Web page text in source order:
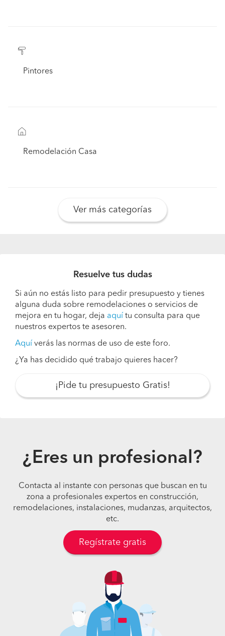
Pintores
Remodelación Casa
Ver más categorías
Resuelve tus dudas
Si aún no estás listo para pedir presupuesto y tienes
alguna duda sobre remodelaciones o servicios de
mejora en tu hogar, deja aquí tu consulta para que
nuestros expertos te asesoren.
Aquí verás las normas de uso de este foro.
¿Ya has decidido qué trabajo quieres hacer?
¡Pide tu presupuesto Gratis!
¿Eres un profesional?
Contacta al instante con personas que buscan en tu
zona a profesionales expertos en construcción,
remodelaciones, instalaciones, mudanzas, arquitectos,
etc.
Regístrate gratis